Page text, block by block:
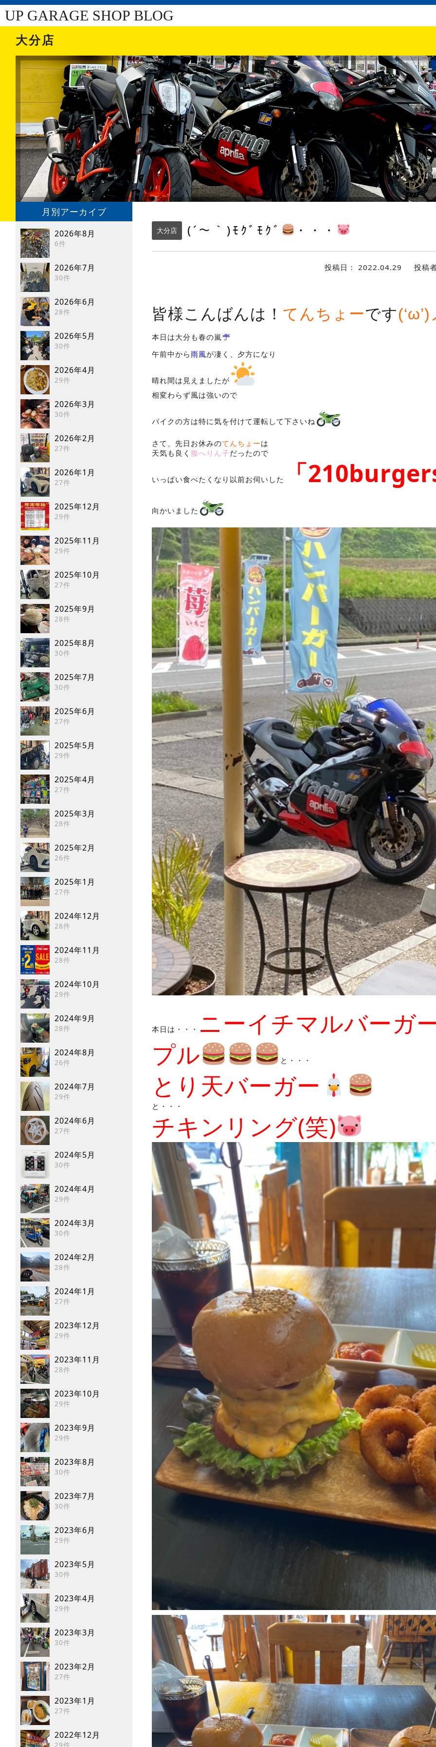
UP GARAGE SHOP BLOG
大分店
月別アーカイブ
2026年8月
6件
2026年7月
30件
2026年6月
28件
2026年5月
30件
2026年4月
29件
2026年3月
30件
2026年2月
27件
2026年1月
27件
2025年12月
29件
2025年11月
29件
2025年10月
27件
2025年9月
28件
2025年8月
30件
2025年7月
30件
2025年6月
27件
2025年5月
29件
2025年4月
27件
2025年3月
28件
2025年2月
26件
2025年1月
27件
2024年12月
28件
2024年11月
28件
2024年10月
29件
2024年9月
28件
2024年8月
26件
2024年7月
29件
2024年6月
27件
2024年5月
30件
2024年4月
29件
2024年3月
30件
2024年2月
28件
2024年1月
27件
2023年12月
29件
2023年11月
28件
2023年10月
29件
2023年9月
29件
2023年8月
30件
2023年7月
30件
2023年6月
29件
2023年5月
30件
2023年4月
29件
2023年3月
30件
2023年2月
27件
2023年1月
27件
2022年12月
29件
大分店 (´～｀)ﾓｸﾞﾓｸﾞ ・・・
投稿日： 2022.04.29 投稿
皆様こんばんは！ てんちょーです(‘ω’)
本日は大分も春の嵐
午前中から雨風が凄く、夕方になり
晴れ間は見えましたが
相変わらず風は強いので
バイクの方は特に気を付けて運転して下さいね
さて、先日お休みのてんちょーは
天気も良く 腹へりん子だったので
いっぱい食べたくなり以前お伺いした 「
向かいました
本日は・・・ ニーイチマルバーガ
プル
と・・・
とり天バーガー
と・・・
チキンリング(笑)